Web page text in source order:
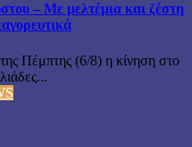
– Με μελτέμια και ζέστη
Πέμπτης (6/8) η κίνηση στο